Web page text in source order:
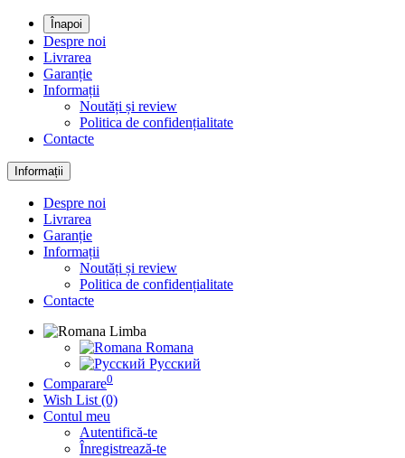
Înapoi
Despre noi
Livrarea
Garanție
Informații
Noutăți și review
Politica de confidențialitate
Contacte
Informații
Despre noi
Livrarea
Garanție
Informații
Noutăți și review
Politica de confidențialitate
Contacte
Limba
Romana
Русский
Comparare0
Wish List (0)
Contul meu
Autentifică-te
Înregistrează-te